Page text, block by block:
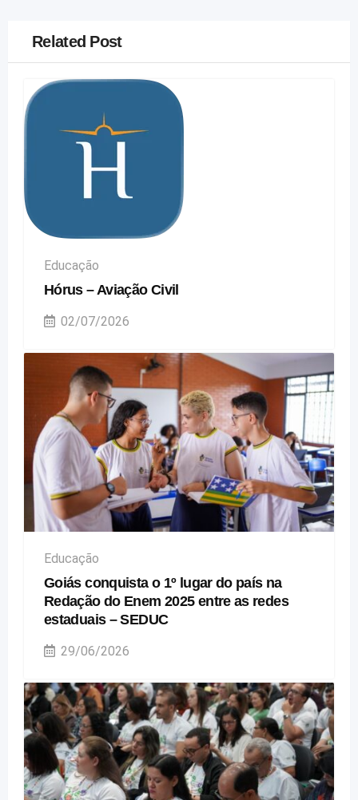
Related Post
Educação
Hórus – Aviação Civil
02/07/2026
Educação
Goiás conquista o 1º lugar do país na
Redação do Enem 2025 entre as redes
estaduais – SEDUC
29/06/2026